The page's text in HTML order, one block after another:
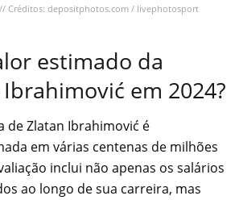
Créditos: depositphotos.com / livephotosport
estimado da
em 2024?
de Zlatan Ibrahimović é
em várias centenas de milhões
inclui não apenas os salários
ao longo de sua carreira, mas